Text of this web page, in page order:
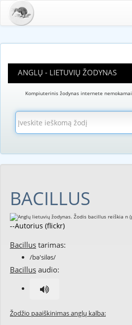
ANGLŲ - LIETUVIŲ ŽODYNAS
Kompiuterinis žodynas internete nemokamai
BACILLUS
--Autorius (flickr)
Bacillus tarimas:
/bə'siləs/
Bacillus audio:
Žodžio paaiškinimas anglų kalba: